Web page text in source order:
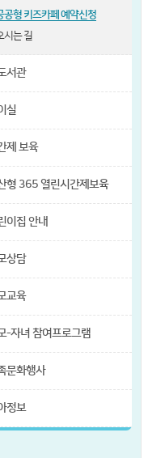
공형 키즈카페 예약신청
시는 길
서관
실
제 보육
형 365 열린시간제보육
이집 안내
상담
교육
-자녀 참여프로그램
문화행사
정보